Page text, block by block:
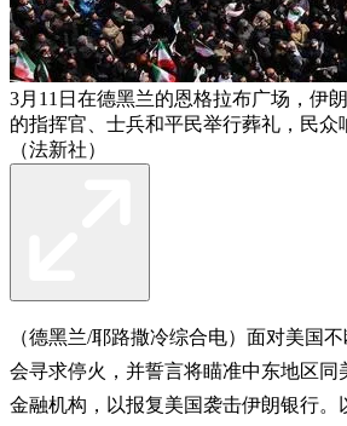
3月11日在德黑兰的恩格拉布广场，伊
的指挥官、士兵和平民举行葬礼，民众
（法新社）
（德黑兰/耶路撒冷综合电）面对美国
会寻求停火，并誓言将瞄准中东地区同
金融机构，以报复美国袭击伊朗银行。